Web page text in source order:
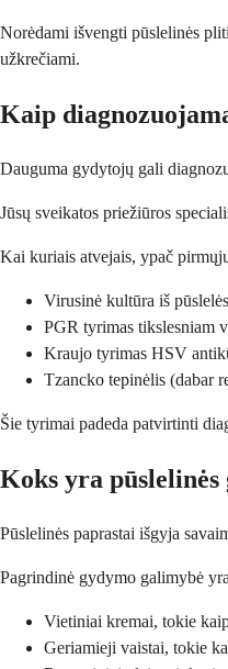
Norėdami išvengti pūslelinės
užkrečiami.
Kaip
Dauguma gydytojų gali
Jūsų sveikatos priežiūros
Kai kuriais atvejais, ypač
Virusinė kultūra iš
PGR tyrimas tikslesniam
Kraujo tyrimas HSV
Tzancko tepinėlis (dabar
Šie tyrimai padeda patvirtinti
Koks yra pūslelinės
Pūslelinės paprastai išgyja
Pagrindinė gydymo galimybė
Vietiniai kremai, tokie
Geriamieji vaistai, tokie